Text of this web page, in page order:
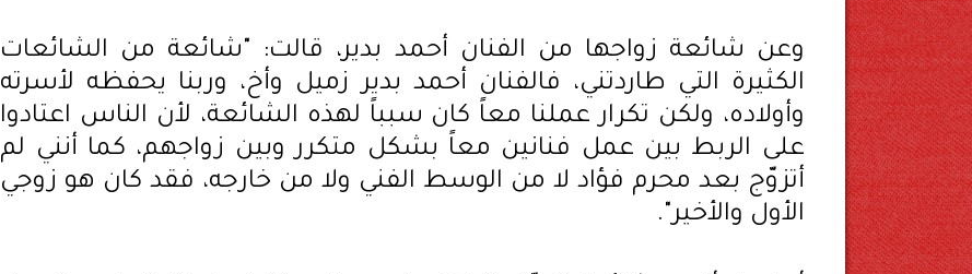
وعن شائعة زواجها من الفنان أحمد بدير، قالت: "شائعة من الشائعات
الكثيرة التي طاردتني، فالفنان أحمد بدير زميل وأخ، وربنا يحفظه لأسرته
وأولاده، ولكن تكرار عملنا معاً كان سبباً لهذه الشائعة، لأن الناس اعتادوا
على الربط بين عمل فنانين معاً بشكل متكرر وبين زواجهم، كما أنني لم
أتزوّج بعد محرم فؤاد لا من الوسط الفني ولا من خارجه، فقد كان هو زوجي
الأول والأخير".